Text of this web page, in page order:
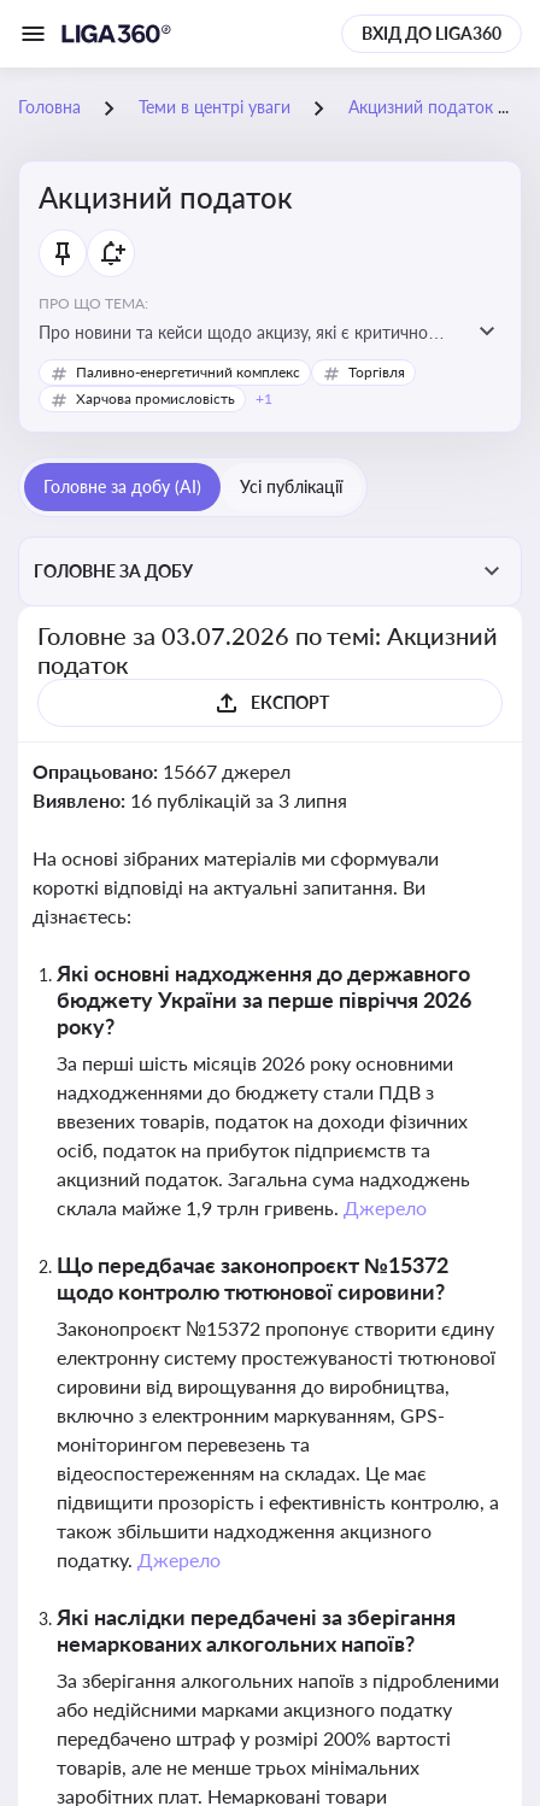
ВХІД ДО LIGA360
Головна Теми в центрі уваги Акцизний податок
Акцизний податок
ПРО ЩО ТЕМА:
Про новини та кейси щодо акцизу, які є критично
важливим для підприємств, які імпортують,
виробляють або реалізують підакцизну продукцію, з
Паливно-енергетичний комплекс
Торгівля
Харчова промисловість
+1
Головне за добу (AI) Усі публікації
ГОЛОВНЕ ЗА ДОБУ
Головне за 03.07.2026 по темі: Акцизний
податок
ЕКСПОРТ
Опрацьовано: 15667 джерел
Виявлено: 16 публікацій за 3 липня
На основі зібраних матеріалів ми сформували
короткі відповіді на актуальні запитання. Ви
дізнаєтесь:
Які основні надходження до державного
бюджету України за перше півріччя 2026
року?
За перші шість місяців 2026 року основними
надходженнями до бюджету стали ПДВ з
ввезених товарів, податок на доходи фізичних
осіб, податок на прибуток підприємств та
акцизний податок. Загальна сума надходжень
склала майже 1,9 трлн гривень. Джерело
Що передбачає законопроєкт №15372
щодо контролю тютюнової сировини?
Законопроєкт №15372 пропонує створити єдину
електронну систему простежуваності тютюнової
сировини від вирощування до виробництва,
включно з електронним маркуванням, GPS-
моніторингом перевезень та
відеоспостереженням на складах. Це має
підвищити прозорість і ефективність контролю, а
також збільшити надходження акцизного
податку. Джерело
Які наслідки передбачені за зберігання
немаркованих алкогольних напоїв?
За зберігання алкогольних напоїв з підробленими
або недійсними марками акцизного податку
передбачено штраф у розмірі 200% вартості
товарів, але не менше трьох мінімальних
заробітних плат. Немарковані товари